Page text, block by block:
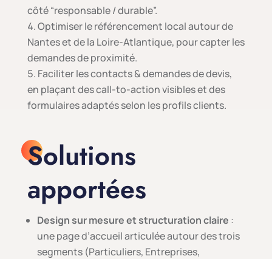
côté “responsable / durable”.
Optimiser le référencement local autour de
Nantes et de la Loire-Atlantique, pour capter les
demandes de proximité.
Faciliter les contacts & demandes de devis,
en plaçant des call-to-action visibles et des
formulaires adaptés selon les profils clients.
Solutions
apportées
Design sur mesure et structuration claire :
une page d’accueil articulée autour des trois
segments (Particuliers, Entreprises,